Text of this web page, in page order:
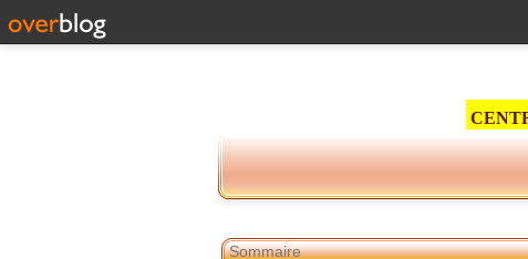
Sommaire